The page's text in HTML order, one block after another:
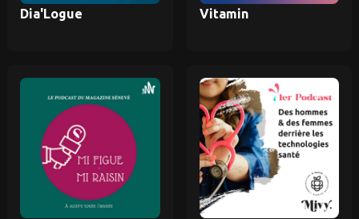
Dia'Logue Vitamin